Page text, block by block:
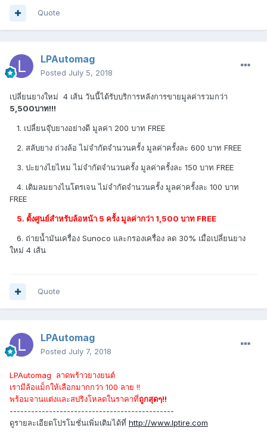
Quote
LPAutomag
Posted July 5, 2018
เปลี่ยนยางใหม่ 4 เส้น วันนี้ได้รับบริการหลังการขายมูลค่ารวมกว่า
5,500บาท!!!
1. เปลี่ยนจุ๊บยางอย่างดี มูลค่า 200 บาท FREE
2. สลับยาง ถ่วงล้อ ไม่จำกัดจำนวนครั้ง มูลค่าครั้งละ 600 บาท FREE
3. ปะยางไยไหม ไม่จำกัดจำนวนครั้ง มูลค่าครั้งละ 150 บาท FREE
4. เติมลมยางไนโตรเจน ไม่จำกัดจำนวนครั้ง มูลค่าครั้งละ 100 บาท
FREE
5. ตั้งศูนย์สำหรับล้อหน้า 5 ครั้ง มูลค่ากว่า 1,500 บาท FREE
6. ถ่ายนํ้ามันเครื่อง Sunoco และกรองเครื่อง ลด 30% เมื่อเปลี่ยนยาง
ใหม่ 4 เส้น
Quote
LPAutomag
Posted July 7, 2018
LPAutomag ลาดพร้าวยางยนต์
เรามีล้อแม็กให้เลือกมากกว่า 100 ลาย !!
พร้อมจานแต่งและสปริงโหลดในราคาที่ถูกสุดๆ!!
----------------------------------------------
ดูรายละเอียดโปรโมชั่นเพิ่มเติมได้ที่ http://www.lptire.com